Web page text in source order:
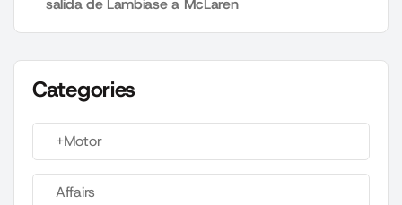
salida de Lambiase a McLaren
Categories
+Motor
Affairs